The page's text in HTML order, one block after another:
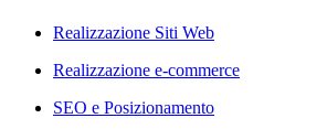
Realizzazione Siti Web
Realizzazione e-commerce
SEO e Posizionamento